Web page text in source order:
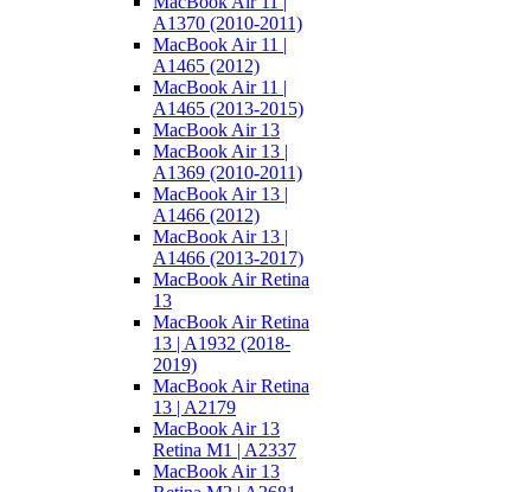
A1370 (2010-2011)
MacBook Air 11 |
A1465 (2012)
MacBook Air 11 |
A1465 (2013-2015)
MacBook Air 13
MacBook Air 13 |
A1369 (2010-2011)
MacBook Air 13 |
A1466 (2012)
MacBook Air 13 |
A1466 (2013-2017)
MacBook Air Retina
13
MacBook Air Retina
13 | A1932 (2018-
2019)
MacBook Air Retina
13 | A2179
MacBook Air 13
Retina M1 | A2337
MacBook Air 13